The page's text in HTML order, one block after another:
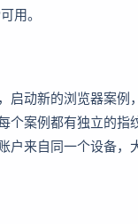
用。
启动新的浏览器案例
个案例都有独立的指
户来自同一个设备，